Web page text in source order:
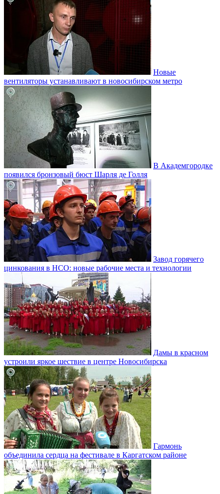
Новые
вентиляторы устанавливают в новосибирском метро
В Академгородке
появился бронзовый бюст Шарля де Голля
Завод горячего
цинкования в НСО: новые рабочие места и технологии
Дамы в красном
устроили яркое шествие в центре Новосибирска
Гармонь
объединила сердца на фестивале в Каргатском районе